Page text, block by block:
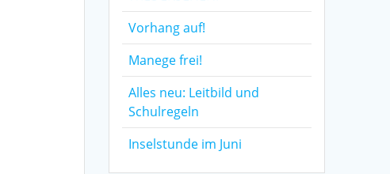
Vorhang auf!
Manege frei!
Alles neu: Leitbild und
Schulregeln
Inselstunde im Juni